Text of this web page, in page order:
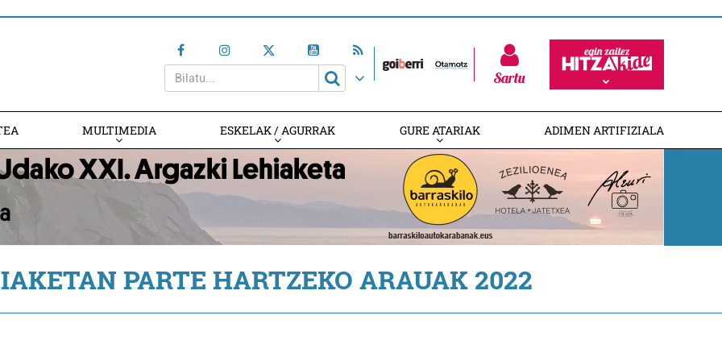
Sartu
MULTIMEDIA ESKELAK / AGURRAK GURE ATARIAK ADIMEN ARTIFIZIALA
PARTE HARTZEKO ARAUAK 2022